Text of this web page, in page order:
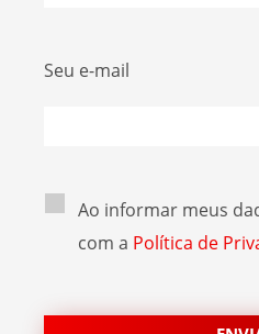
Seu e-mail
Ao informar meus
com a Política de